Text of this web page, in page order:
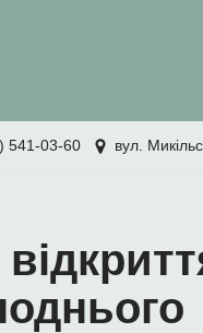
541-03-60 вул.